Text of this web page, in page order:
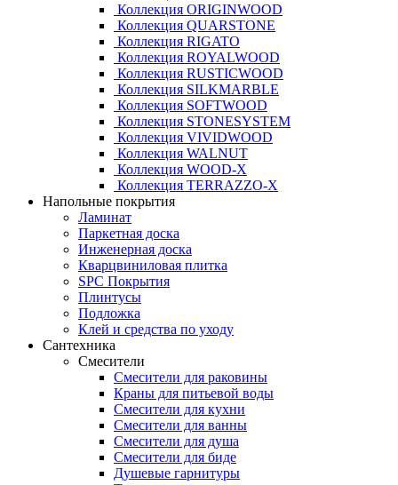
Коллекция ORIGINWOOD
Коллекция QUARSTONE
Коллекция RIGATO
Коллекция ROYALWOOD
Коллекция RUSTICWOOD
Коллекция SILKMARBLE
Коллекция SOFTWOOD
Коллекция STONESYSTEM
Коллекция VIVIDWOOD
Коллекция WALNUT
Коллекция WOOD-X
Коллекция ТЕRRАZZO-X
Напольные покрытия
Ламинат
Паркетная доска
Инженерная доска
Кварцвиниловая плитка
SPC Покрытия
Плинтусы
Подложка
Клей и средства по уходу
Сантехника
Смесители
Смесители для раковины
Краны для питьевой воды
Смесители для кухни
Смесители для ванны
Смесители для душа
Смесители для биде
Душевые гарнитуры